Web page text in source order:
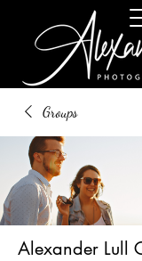
Groups
Alexander Lull